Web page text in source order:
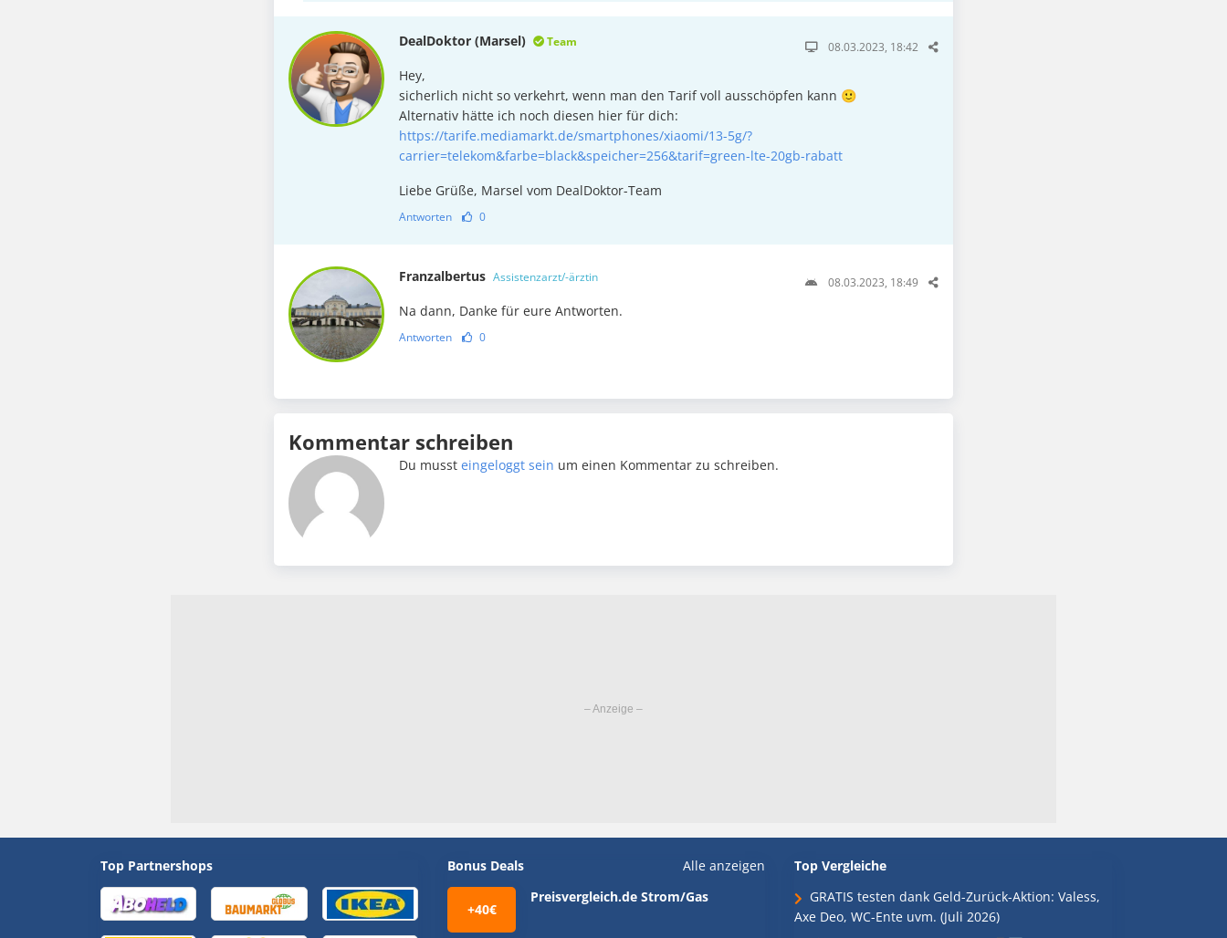
DealDoktor (Marsel) Team 08.03.2023, 18:42
Hey,
sicherlich nicht so verkehrt, wenn man den Tarif voll ausschöpfen kann 🙂
Alternativ hätte ich noch diesen hier für dich:
https://tarife.mediamarkt.de/smartphones/xiaomi/13-5g/?
carrier=telekom&farbe=black&speicher=256&tarif=green-lte-20gb-rabatt
Liebe Grüße, Marsel vom DealDoktor-Team
Antworten 0
Franzalbertus Assistenzarzt/-ärztin 08.03.2023, 18:49
Na dann, Danke für eure Antworten.
Antworten 0
Kommentar schreiben
Du mussteingeloggt sein um einen Kommentar zu schreiben.
Top Partnershops Bonus Deals Alle anzeigen
+40€
Preisvergleich.de Strom/Gas
Top Vergleiche
GRATIS testen dank Geld-Zurück-Aktion: Valess,
Axe Deo, WC-Ente uvm. (Juli 2026)